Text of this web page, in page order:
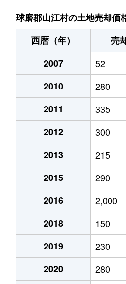
球磨郡山江村の土地売却価
西暦（年）
売
2007
52
2010
280
2011
335
2012
300
2013
215
2015
290
2016
2,000
2018
150
2019
230
2020
280